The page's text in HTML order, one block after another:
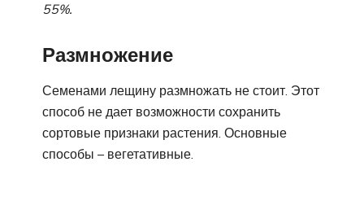
55%.
Размножение
Семенами лещину размножать не стоит. Этот
способ не дает возможности сохранить
сортовые признаки растения. Основные
способы – вегетативные.